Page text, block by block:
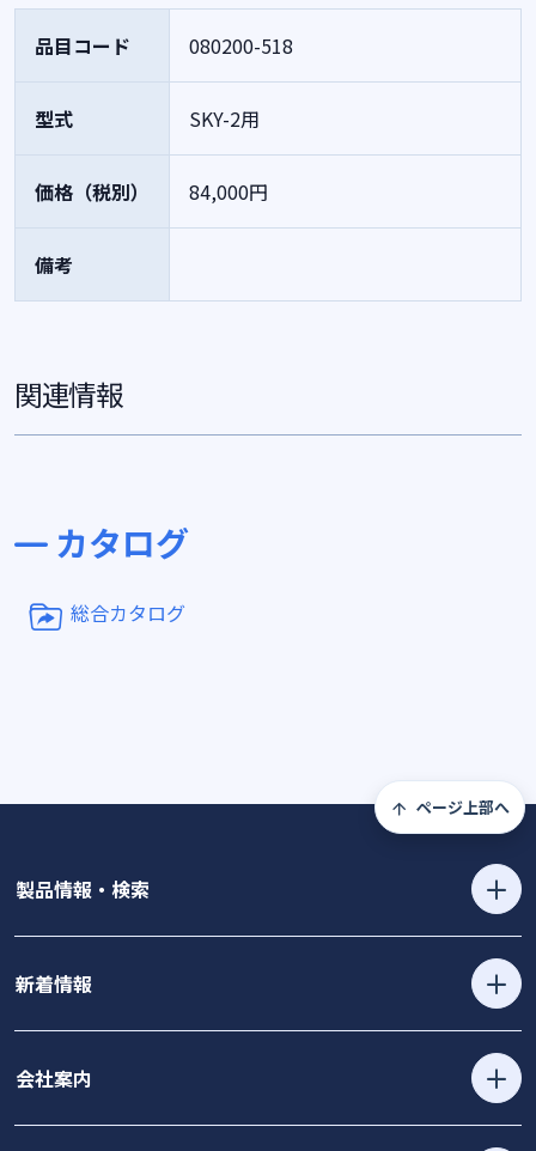
品目コード 080200-518
型式 SKY-2用
価格（税別） 84,000円
備考
関連情報
カタログ
総合カタログ
ページ上部へ
製品情報・検索
新着情報
会社案内